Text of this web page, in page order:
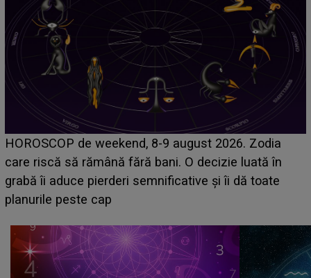
Emanuel a ținut ACEST DETALIU ASCUNS până
acum! În fața Alexandrei, concurentul din Casa Iubirii
face o MĂRTURISIRE NEAȘTEPTATĂ despre mama
sa: "I-am spus și ei în față, eu nu te iubesc pentru